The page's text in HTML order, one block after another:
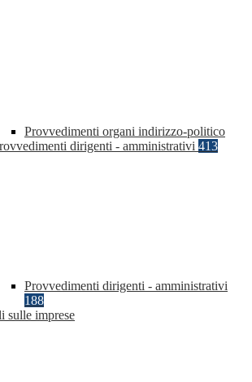
Provvedimenti organi indirizzo-politico
dirigenti - amministrativi 413
Provvedimenti dirigenti - amministrativi
188
sulle imprese